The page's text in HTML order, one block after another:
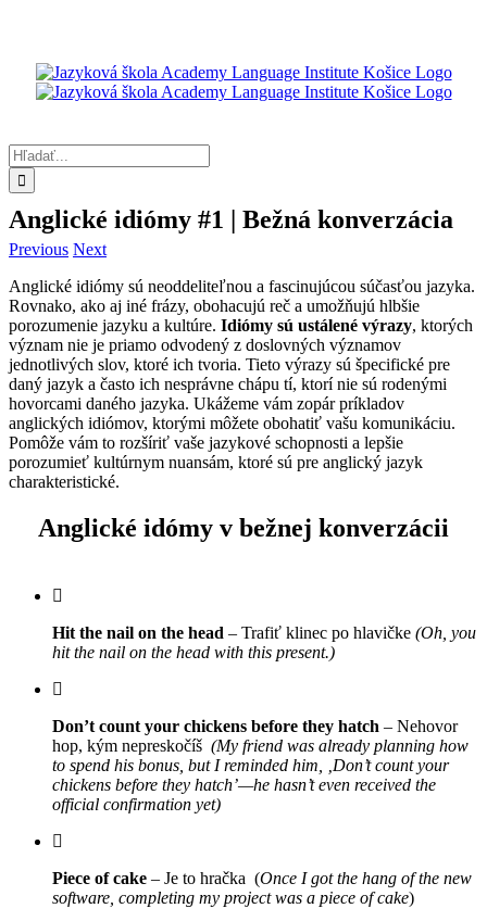
Hľadať:
Anglické idiómy #1 | Bežná konverzácia
Previous Next
Anglické idiómy sú neoddeliteľnou a fascinujúcou súčasťou jazyka.
Rovnako, ako aj iné frázy, obohacujú reč a umožňujú hlbšie
porozumenie jazyku a kultúre. Idiómy sú ustálené výrazy, ktorých
význam nie je priamo odvodený z doslovných významov
jednotlivých slov, ktoré ich tvoria. Tieto výrazy sú špecifické pre
daný jazyk a často ich nesprávne chápu tí, ktorí nie sú rodenými
hovorcami daného jazyka. Ukážeme vám zopár príkladov
anglických idiómov, ktorými môžete obohatiť vašu komunikáciu.
Pomôže vám to rozšíriť vaše jazykové schopnosti a lepšie
porozumieť kultúrnym nuansám, ktoré sú pre anglický jazyk
charakteristické.
Anglické idómy v bežnej konverzácii
Hit the nail on the head – Trafiť klinec po hlavičke (Oh, you
hit the nail on the head with this present.)
Don’t count your chickens before they hatch – Nehovor
hop, kým nepreskočíš (My friend was already planning how
to spend his bonus, but I reminded him, ‚Don’t count your
chickens before they hatch’—he hasn’t even received the
official confirmation yet)
Piece of cake – Je to hračka (Once I got the hang of the new
software, completing my project was a piece of cake)